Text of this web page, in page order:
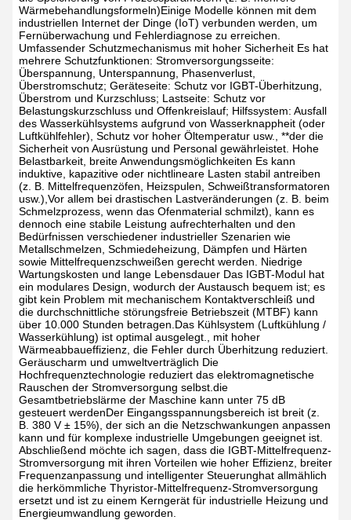
Wärmebehandlungsformeln)Einige Modelle können mit dem
industriellen Internet der Dinge (IoT) verbunden werden, um
Fernüberwachung und Fehlerdiagnose zu erreichen.
Umfassender Schutzmechanismus mit hoher Sicherheit Es hat
mehrere Schutzfunktionen: Stromversorgungsseite:
Überspannung, Unterspannung, Phasenverlust,
Überstromschutz; Geräteseite: Schutz vor IGBT-Überhitzung,
Überstrom und Kurzschluss; Lastseite: Schutz vor
Belastungskurzschluss und Offenkreislauf; Hilfssystem: Ausfall
des Wasserkühlsystems aufgrund von Wasserknappheit (oder
Luftkühlfehler), Schutz vor hoher Öltemperatur usw., **der die
Sicherheit von Ausrüstung und Personal gewährleistet. Hohe
Belastbarkeit, breite Anwendungsmöglichkeiten Es kann
induktive, kapazitive oder nichtlineare Lasten stabil antreiben
(z. B. Mittelfrequenzöfen, Heizspulen, Schweißtransformatoren
usw.),Vor allem bei drastischen Lastveränderungen (z. B. beim
Schmelzprozess, wenn das Ofenmaterial schmilzt), kann es
dennoch eine stabile Leistung aufrechterhalten und den
Bedürfnissen verschiedener industrieller Szenarien wie
Metallschmelzen, Schmiedeheizung, Dämpfen und Härten
sowie Mittelfrequenzschweißen gerecht werden.
Niedrige
Wartungskosten und lange Lebensdauer Das IGBT-Modul hat
ein modulares Design, wodurch der Austausch bequem ist; es
gibt kein Problem mit mechanischem Kontaktverschleiß und
die durchschnittliche störungsfreie Betriebszeit (MTBF) kann
über 10.000 Stunden betragen.Das Kühlsystem (Luftkühlung /
Wasserkühlung) ist optimal ausgelegt., mit hoher
Wärmeabbaueffizienz, die Fehler durch Überhitzung reduziert.
Geräuscharm und umweltverträglich Die
Hochfrequenztechnologie reduziert das elektromagnetische
Rauschen der Stromversorgung selbst.die
Gesamtbetriebslärme der Maschine kann unter 75 dB
gesteuert werdenDer Eingangsspannungsbereich ist breit (z.
B. 380 V ± 15%), der sich an die Netzschwankungen anpassen
kann und für komplexe industrielle Umgebungen geeignet ist.
Abschließend möchte ich sagen, dass die IGBT-Mittelfrequenz-
Stromversorgung mit ihren Vorteilen wie hoher Effizienz, breiter
Frequenzanpassung und intelligenter Steuerunghat allmählich
die herkömmliche Thyristor-Mittelfrequenz-Stromversorgung
ersetzt und ist zu einem Kerngerät für industrielle Heizung und
Energieumwandlung geworden.